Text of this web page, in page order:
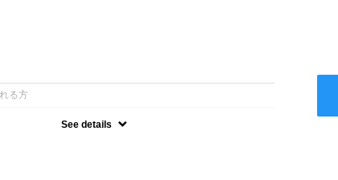
る方
See details